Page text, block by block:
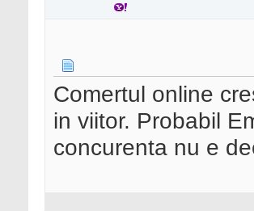
Comertul online
in viitor. Probabil
concurenta nu e